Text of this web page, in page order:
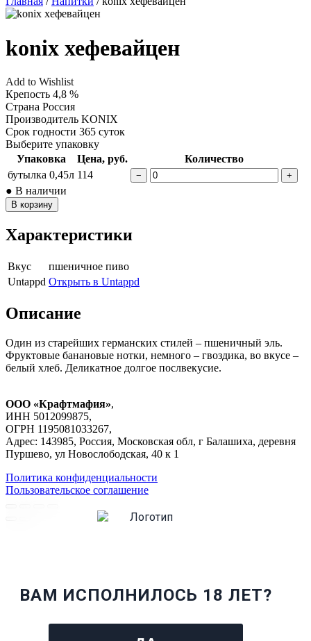
konix хефевайцен
Add to Wishlist
Крепость 4,8 %
Страна Россия
Производитель KONIX
Срок годности 365 суток
Выберите упаковку
Упаковка
Цена, руб.
Количество
бутылка 0,45л 114 − +
● В наличии
В корзину
Характеристики
Вкус
пшеничное пиво
Untappd Открыть в Untappd
Описание
Один из старейших германских стилей – пшеничный эль.
Фруктовые банановые нотки, немного – гвоздика, во вкусе –
белый хлеб. Деликатное долгое послвекусие.
ООО «Крафтмафия»,
ИНН 5012099875,
ОГРН 1195081033267,
Адрес: 143985, Россия, Московская обл, г Балашиха, деревня
Пуршево, ул Новослободская, 40 к 1
Политика конфиденциальности
Пользовательское соглашение
ВАМ ИСПОЛНИЛОСЬ 18 ЛЕТ?